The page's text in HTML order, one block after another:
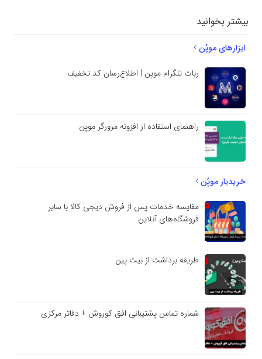
بیشتر بخوانید
ابزارهای موپُن
ربات تلگرام موپن | اطلاع‌رسان کد تخفیف
راهنمای استفاده از افزونه مرورگر موپن
خریدیار موپُن
مقایسه خدمات پس از فروش دیجی کالا با سایر
فروشگاه‌های آنلاین
طریقه برداشت از بیت پین
شماره تماس پشتیبانی افق کوروش + دفاتر مرکزی